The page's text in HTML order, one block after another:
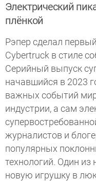
Электрический
плёнкой
Рэпер сделал
Cybertruck в стиле
Серийный выпуск
начавшийся в 2023
важных событий
индустрии, а сам
журналистов и
популярных
технологий. Один
новую игрушку в